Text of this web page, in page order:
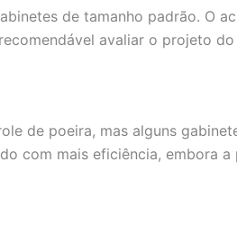
de tamanho padrão. O
avaliar o projeto
de poeira, mas alguns
com mais eficiência, embora